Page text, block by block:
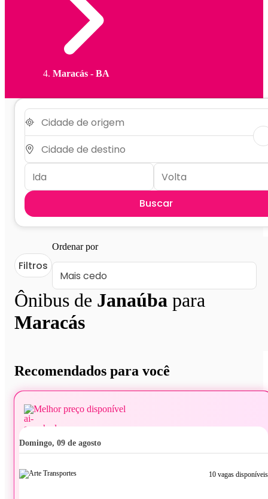
Maracás - BA
Buscar
Ônibus de Janaúba para
Maracás
Filtros
Ordenar por
Recomendados para você
Melhor preço disponível
domingo, 09 de agosto
10 vagas disponíveis